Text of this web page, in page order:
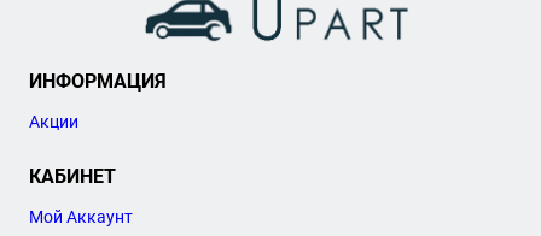
ИНФОРМАЦИЯ
Акции
КАБИНЕТ
Мой Аккаунт